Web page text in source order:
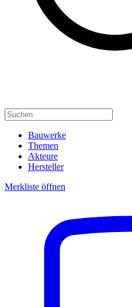
Bauwerke
Themen
Akteure
Hersteller
Merkliste öffnen